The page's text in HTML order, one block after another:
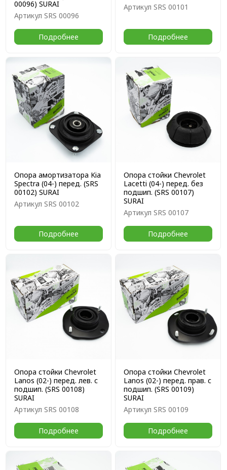
00096) SURAI
Артикул SRS 00096
Подробнее
Артикул SRS 00101
Подробнее
Опора амортизатора Kia
Spectra (04-) перед. (SRS
00102) SURAI
Артикул SRS 00102
Подробнее
Опора стойки Chevrolet
Lacetti (04-) перед. без
подшип. (SRS 00107)
SURAI
Артикул SRS 00107
Подробнее
Опора стойки Chevrolet
Lanos (02-) перед. лев. с
подшип. (SRS 00108)
SURAI
Артикул SRS 00108
Подробнее
Опора стойки Chevrolet
Lanos (02-) перед. прав. с
подшип. (SRS 00109)
SURAI
Артикул SRS 00109
Подробнее